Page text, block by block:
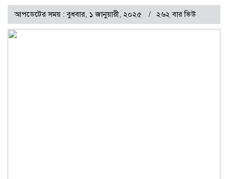
আপডেটের সময় : বুধবার, ১ জানুয়ারী, ২০২৫ ২৬২ বার ভিউ